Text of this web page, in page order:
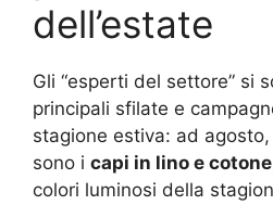
dell’estate
Gli “esperti del settore” si
principali sfilate e
stagione estiva: ad
sono i capi in lino e cotone
colori luminosi della